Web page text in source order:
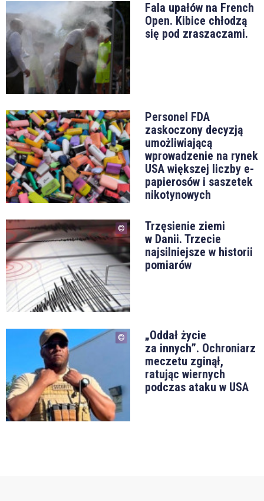
Fala upałów na French
Open. Kibice chłodzą
się pod zraszaczami.
Personel FDA
zaskoczony decyzją
umożliwiającą
wprowadzenie na rynek
USA większej liczby e-
papierosów i saszetek
nikotynowych
Trzęsienie ziemi
w Danii. Trzecie
najsilniejsze w historii
pomiarów
„Oddał życie
za innych”. Ochroniarz
meczetu zginął,
ratując wiernych
podczas ataku w USA